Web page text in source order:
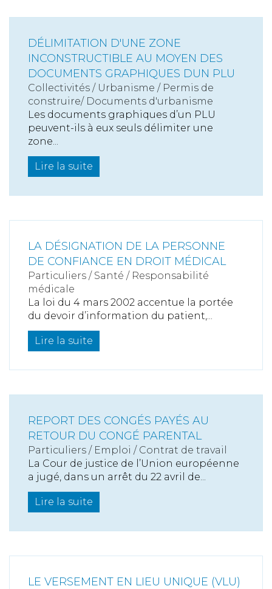
DÉLIMITATION D'UNE ZONE
INCONSTRUCTIBLE AU MOYEN DES
DOCUMENTS GRAPHIQUES DUN PLU
Collectivités / Urbanisme / Permis de
construire/ Documents d'urbanisme
Les documents graphiques d’un PLU
peuvent-ils à eux seuls délimiter une
zone...
Lire la suite
LA DÉSIGNATION DE LA PERSONNE
DE CONFIANCE EN DROIT MÉDICAL
Particuliers / Santé / Responsabilité
médicale
La loi du 4 mars 2002 accentue la portée
du devoir d’information du patient,...
Lire la suite
REPORT DES CONGÉS PAYÉS AU
RETOUR DU CONGÉ PARENTAL
Particuliers / Emploi / Contrat de travail
La Cour de justice de l’Union européenne
a jugé, dans un arrêt du 22 avril de...
Lire la suite
LE VERSEMENT EN LIEU UNIQUE (VLU)